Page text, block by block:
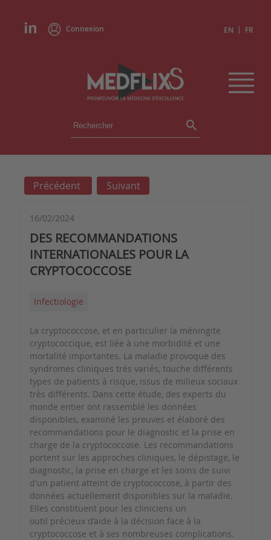
Connexion EN | FR
ÉVÉNEMENTS
INSTITUTIONS
REVUES DE PRESSE
CONGRÈS EN RÉSUMÉ
Précédent Suivant
16/02/2024
DES RECOMMANDATIONS
INTERNATIONALES POUR LA
CRYPTOCOCCOSE
Infectiologie
La cryptococcose, et en particulier la méningite
cryptococcique, est liée à une morbidité et une
mortalité importantes. La maladie provoque des
syndromes cliniques très variés, touche différents
types de patients à risque, issus de milieux sociaux
très différents. Dans cette étude, des experts du
monde entier ont rassemblé les données
disponibles, examiné les preuves et élaboré des
recommandations pour le diagnostic et la prise en
charge de la cryptococcose. Les recommandations
portent sur les approches cliniques, le dépistage, le
diagnostic, la prise en charge et les soins de suivi
d'un patient atteint de cryptococcose, à partir des
données actuellement disponibles sur la maladie.
Elles constituent pour les cliniciens un
outil précieux d’aide à la décision face à la
cryptococcose et à ses nombreuses complications.